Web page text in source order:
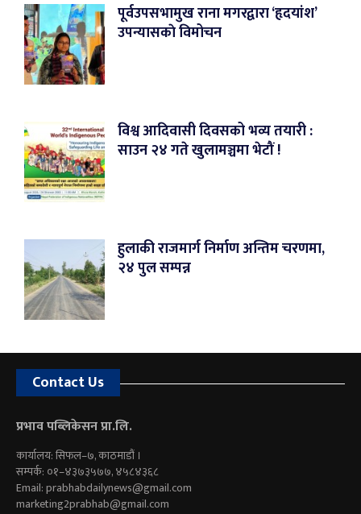
पूर्वउपसभामुख राना मगरद्वारा ‘हृदयांश’
उपन्यासकाे विमोचन
विश्व आदिवासी दिवसको भव्य तयारी :
साउन २४ गते खुलामञ्चमा भेटौं !
हुलाकी राजमार्ग निर्माण अन्तिम चरणमा,
२४ पुल सम्पन्न
Contact Us
प्रभाव पब्लिकेसन प्रा.लि.
कार्यालय: सिफल–७, काठमाडौं ।
सम्पर्क: ०१–४३७३५७७, ४५८४३६८
Email:prabhabdailynews@gmail.com
marketing2prabhab@gmail.com